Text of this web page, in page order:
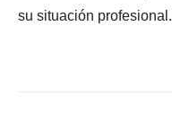
su situación profesional.